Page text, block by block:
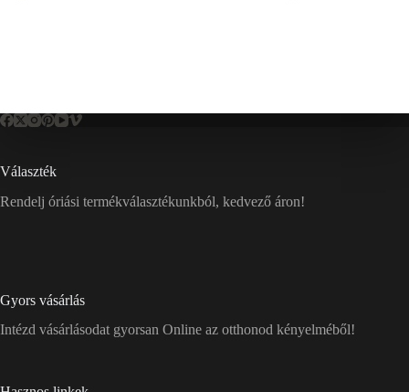
Választék
Rendelj óriási termékválasztékunkból, kedvező áron!
Gyors vásárlás
Intézd vásárlásodat gyorsan Online az otthonod kényelméből!